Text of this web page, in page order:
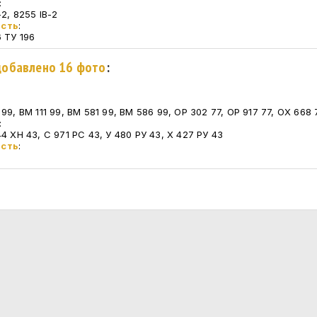
:
8255 IB-2
:
196
16 фото:
ВМ 111 99, ВМ 581 99, ВМ 586 99, ОР 302 77, ОР 917 77, ОХ 668
:
ХН 43, С 971 РС 43, У 480 РУ 43, Х 427 РУ 43
: